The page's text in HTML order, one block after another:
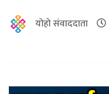
योहो संवाददाता